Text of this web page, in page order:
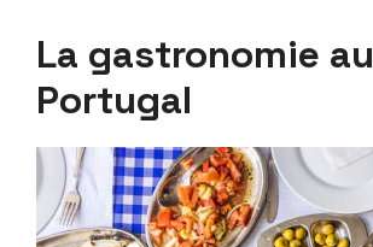
La gastronomie au
Portugal